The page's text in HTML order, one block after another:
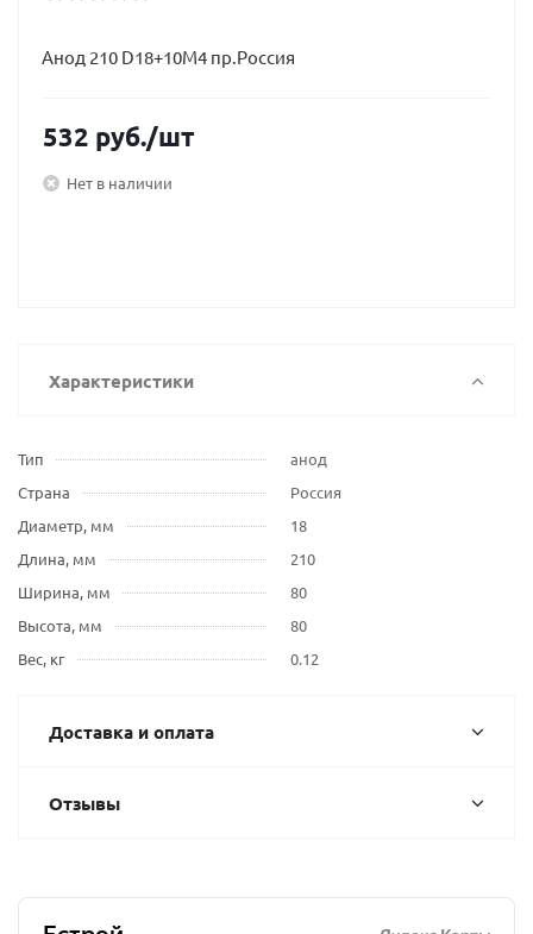
Анод 210 D18+10M4 пр.Россия
532 руб./шт
Нет в наличии
Характеристики
Тип
анод
Страна
Россия
Диаметр, мм
18
Длина, мм
210
Ширина, мм
80
Высота, мм
80
Вес, кг
0.12
Доставка и оплата
Отзывы